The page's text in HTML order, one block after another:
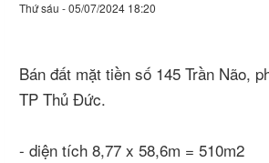
Thứ sáu - 05/07/2024 18:20
Bán đất mặt tiền số 145 Trần Não,
TP Thủ Đức.
- diện tích 8,77 x 58,6m = 510m2